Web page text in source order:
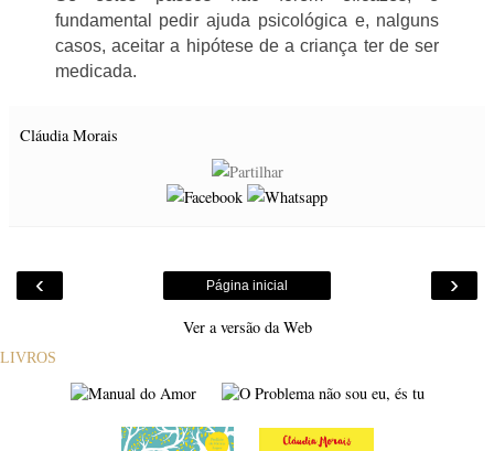
fundamental pedir ajuda psicológica e, nalguns
casos, aceitar a hipótese de a criança ter de ser
medicada.
Cláudia Morais
‹ ›
Página inicial
Ver a versão da Web
LIVROS